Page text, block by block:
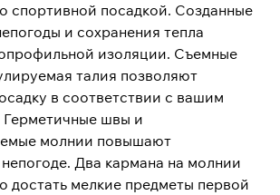
спортивной посадкой. Созданные
и сохранения тепла
изоляции. Съемные
талия позволяют
в соответствии с вашим
швы и
молнии повышают
Два кармана на молнии
достать мелкие предметы первой